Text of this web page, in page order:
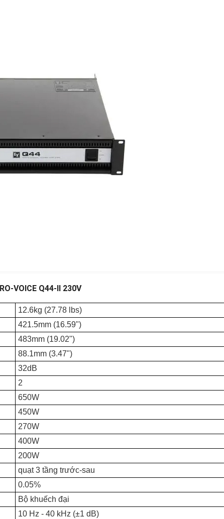
VOICE Q44-II 230V
12.6kg (27.78 lbs)
421.5mm (16.59")
483mm (19.02")
88.1mm (3.47")
32dB
2
650W
450W
270W
400W
200W
quạt 3 tầng trước-sau
0.05%
Bộ khuếch đại
10 Hz - 40 kHz (±1 dB)